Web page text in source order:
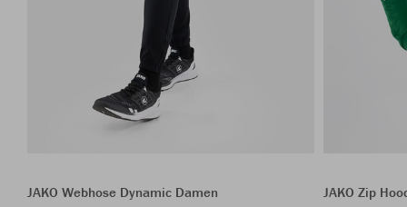
JAKO Webhose Dynamic Damen
JAKO Zip